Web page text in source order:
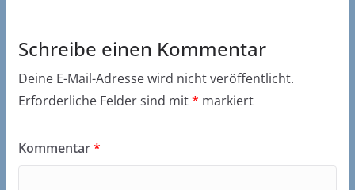
Schreibe einen Kommentar
Deine E-Mail-Adresse wird nicht veröffentlicht.
Erforderliche Felder sind mit* markiert
Kommentar*